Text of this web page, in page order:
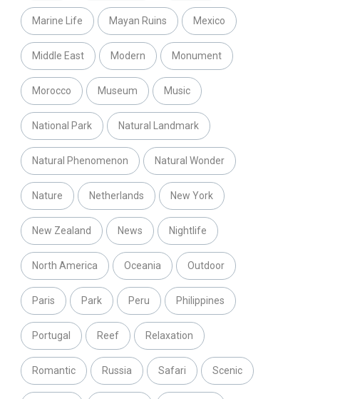
Marine Life Mayan Ruins Mexico
Middle East Modern Monument
Morocco Museum Music
National Park Natural Landmark
Natural Phenomenon Natural Wonder
Nature Netherlands New York
New Zealand News Nightlife
North America Oceania Outdoor
Paris Park Peru Philippines
Portugal Reef Relaxation
Romantic Russia Safari Scenic